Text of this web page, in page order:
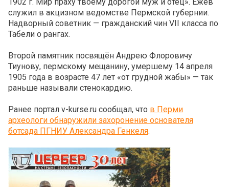
служил в акцизном ведомстве Пермской губернии.
Надворный советник — гражданский чин VII класса по
Табели о рангах.
Второй памятник посвящён Андрею Флоровичу
Тиунову, пермскому мещанину, умершему 14 апреля
1905 года в возрасте 47 лет «от грудной жабы» — так
раньше называли стенокардию.
Ранее портал v-kurse.ru сообщал, что в Перми
археологи обнаружили захоронение основателя
ботсада ПГНИУ Александра Генкеля.